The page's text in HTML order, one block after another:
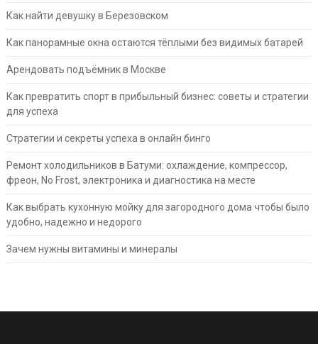
Как найти девушку в Березовском
Как панорамные окна остаются тёплыми без видимых батарей
Арендовать подъёмник в Москве
Как превратить спорт в прибыльный бизнес: советы и стратегии
для успеха
Стратегии и секреты успеха в онлайн бинго
Ремонт холодильников в Батуми: охлаждение, компрессор,
фреон, No Frost, электроника и диагностика на месте
Как выбрать кухонную мойку для загородного дома чтобы было
удобно, надежно и недорого
Зачем нужны витамины и минералы